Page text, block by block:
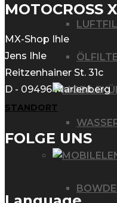
MOTOCROSS
MX-Shop Ihle
Jens Ihle
Reitzenhainer St. 31c
D - 09496 Marienberg
STANDORT
FOLGE UNS